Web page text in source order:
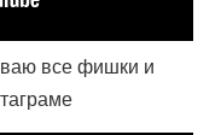
все фишки и